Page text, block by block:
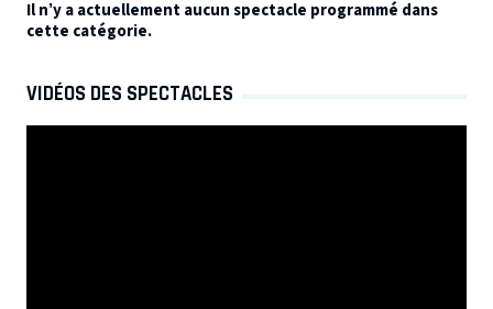
Il n’y a actuellement aucun spectacle programmé dans
cette catégorie.
VIDÉOS DES SPECTACLES